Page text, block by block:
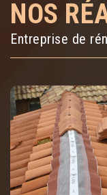
NOS
Entreprise de